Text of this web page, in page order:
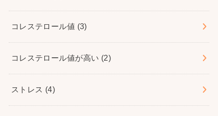
コレステロール値 (3)
コレステロール値が高い (2)
ストレス (4)